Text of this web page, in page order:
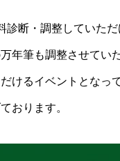
断・調整していただ
年筆も調整させてい
けるイベントとな
おります。